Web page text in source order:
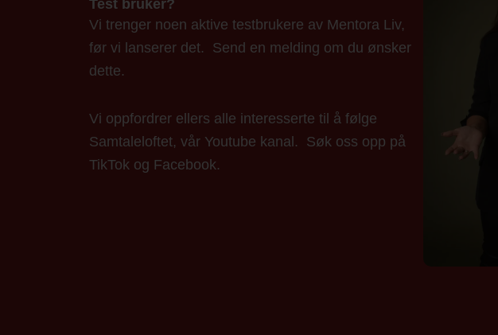
Test bruker?
Vi trenger noen aktive testbrukere av Mentora Liv,
før vi lanserer det. Send en melding om du ønsker
dette.
Vi oppfordrer ellers alle interesserte til å følge
Samtaleloftet, vår Youtube kanal. Søk oss opp på
TikTok og Facebook.